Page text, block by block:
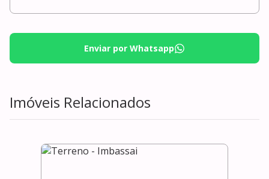
Enviar por Whatsapp
Imóveis Relacionados